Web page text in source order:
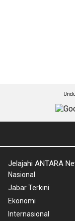
Jelajahi ANTARA
Nasional
Jabar Terkini
Ekonomi
Internasional